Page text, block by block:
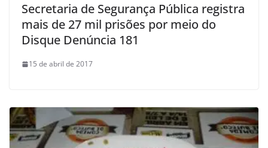
Secretaria de Segurança Pública registra
mais de 27 mil prisões por meio do
Disque Denúncia 181
15 de abril de 2017